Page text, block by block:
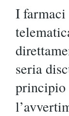
I farmaci
seria
principio